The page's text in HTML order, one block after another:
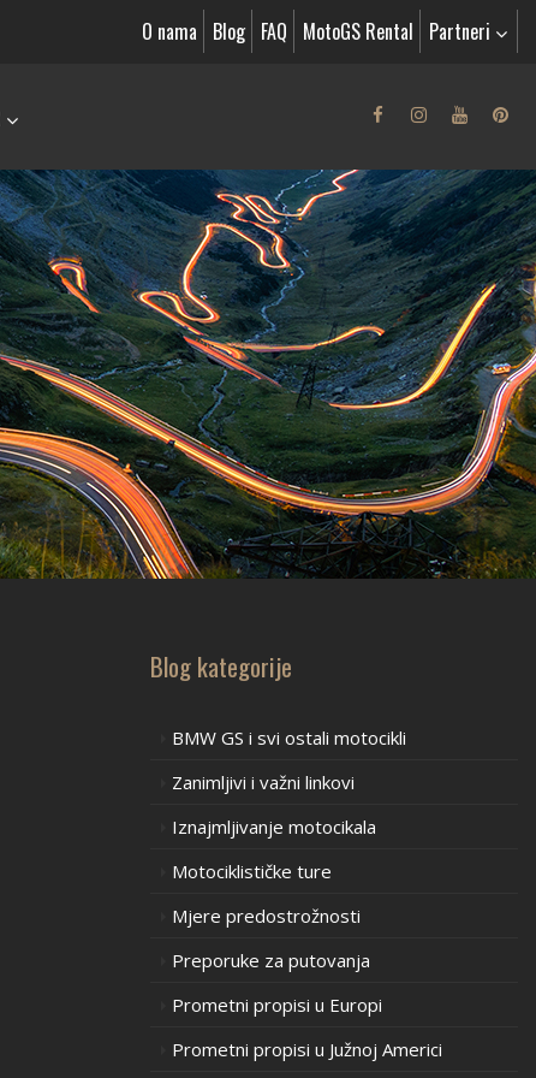
O nama Blog FAQ MotoGS Rental Partneri
Blog kategorije
BMW GS i svi ostali motocikli
Zanimljivi i važni linkovi
Iznajmljivanje motocikala
Motociklističke ture
Mjere predostrožnosti
Preporuke za putovanja
Prometni propisi u Europi
Prometni propisi u Južnoj Americi